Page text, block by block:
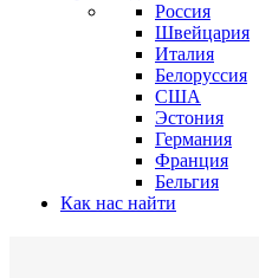
Россия
Швейцария
Италия
Белоруссия
США
Эстония
Германия
Франция
Бельгия
Как нас найти